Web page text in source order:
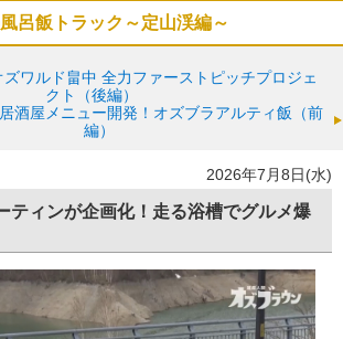
呂飯トラック～定山渓編～
ズワルド畠中 全力ファーストピッチプロジェ
クト（後編）
居酒屋メニュー開発！オズブラアルティ飯（前
編）
2026年7月8日(水)
ティンが企画化！走る浴槽でグルメ爆